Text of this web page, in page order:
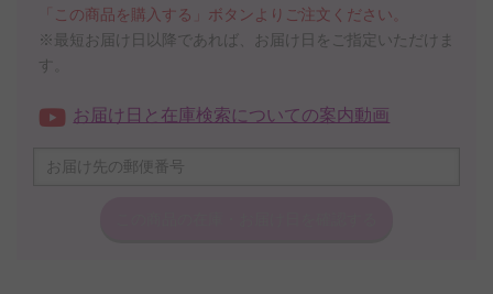
「この商品を購入する」ボタンよりご注文ください。
※最短お届け日以降であれば、お届け日をご指定いただけま
す。
お届け日と在庫検索についての案内動画